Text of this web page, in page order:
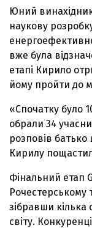
Юний
наукову
вже була
етапі Кирило
йому пройти до
«Спочатку було
обрали 34
розповів
Кирилу
Фінальний етап
Рочестерському
зібравши кілька
світу.